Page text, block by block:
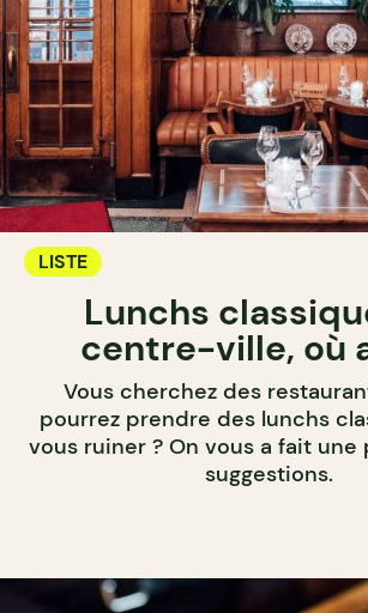
LISTE
Lunchs
centre-ville, où
Vous cherchez des
pourrez prendre des lunchs
vous ruiner ? On vous a fait
suggestions.